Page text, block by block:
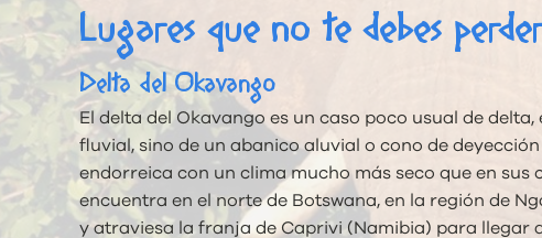
Lugares que no te debes
Delta del Okavango
El delta del Okavango es un caso poco usual de
fluvial, sino de un abanico aluvial o cono de
endorreica con un clima mucho más seco que en sus
encuentra en el norte de Botswana, en la región de
y atraviesa la franja de Caprivi (Namibia) para llegar